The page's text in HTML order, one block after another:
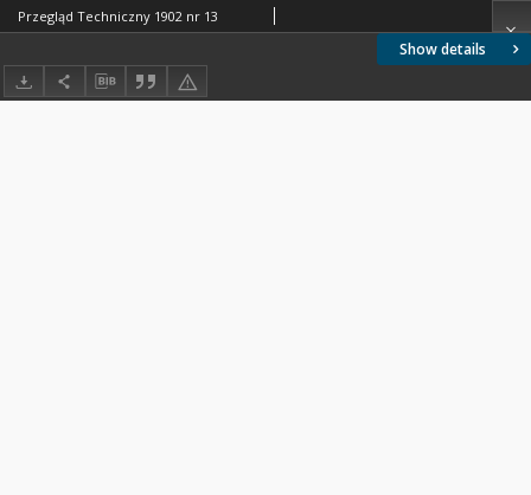
Show details
Przegląd Techniczny 1902 nr 13